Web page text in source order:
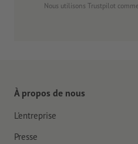
Nous utilisons Trustpilot
À propos de nous
L'entreprise
Presse